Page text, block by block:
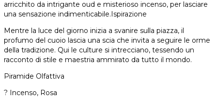
arricchito da intrigante oud e misterioso incenso, per lasciare
una sensazione indimenticabile.Ispirazione
Mentre la luce del giorno inizia a svanire sulla piazza, il
profumo del cuoio lascia una scia che invita a seguire le orme
della tradizione. Qui le culture si intrecciano, tessendo un
racconto di stile e maestria ammirato da tutto il mondo.
Piramide Olfattiva
? Incenso, Rosa